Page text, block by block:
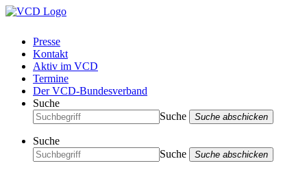
Presse
Kontakt
Aktiv im VCD
Termine
Der VCD-Bundesverband
Suche
Suche
Suche abschicken
Suche
Suche
Suche abschicken